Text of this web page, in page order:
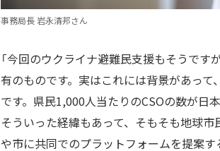
事務局長 岩永清邦さん
「今回のウクライナ避難民支援もそうで
有のものです。実はこれには背景があっ
です。県民1,000人当たりのCSOの数が日
そういった経緯もあって、そもそも地球
や市に共同でのプラットフォームを提案す